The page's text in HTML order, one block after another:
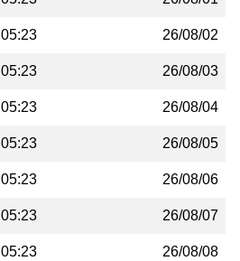
26/08/02
05:23
26/08/03
05:23
26/08/04
05:23
26/08/05
05:23
26/08/06
05:23
26/08/07
05:23
26/08/08
05:23